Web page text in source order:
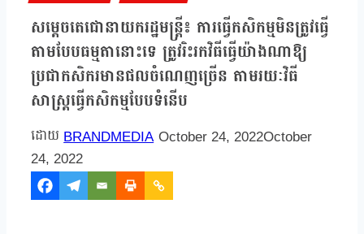
សម្តេចតេជោនាយករដ្ឋមន្ត្រី៖ ការធ្វើកសិកម្មមិនត្រូវធ្វើ
តាមបែបធម្មតានោះទេ ត្រូវរិះរកវិធីធ្វើយ៉ាងណាឱ្យ
ប្រជាកសិករមានផលចំណេញច្រើន តាមរយៈវិធី
សាស្ត្រធ្វើកសិកម្មបែបទំនើប
BRANDMEDIA October 24, 2022October
24, 2022